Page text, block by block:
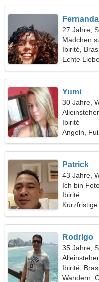
Fernanda
27 Jahre,
Mädchen
Ibirité,
Echte Liebe
Yumi
30 Jahre,
Ibirité
Angeln,
Patrick
43 Jahre,
Ich bin
Ibirité
Rodrigo
35 Jahre,
Ibirité,
Wandern,